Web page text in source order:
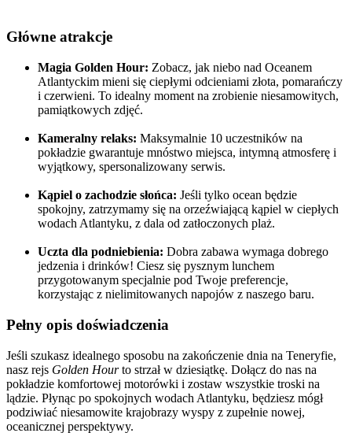
Główne atrakcje
Magia Golden Hour: Zobacz, jak niebo nad Oceanem
Atlantyckim mieni się ciepłymi odcieniami złota, pomarańczy
i czerwieni. To idealny moment na zrobienie niesamowitych,
pamiątkowych zdjęć.
Kameralny relaks: Maksymalnie 10 uczestników na
pokładzie gwarantuje mnóstwo miejsca, intymną atmosferę i
wyjątkowy, spersonalizowany serwis.
Kąpiel o zachodzie słońca: Jeśli tylko ocean będzie
spokojny, zatrzymamy się na orzeźwiającą kąpiel w ciepłych
wodach Atlantyku, z dala od zatłoczonych plaż.
Uczta dla podniebienia: Dobra zabawa wymaga dobrego
jedzenia i drinków! Ciesz się pysznym lunchem
przygotowanym specjalnie pod Twoje preferencje,
korzystając z nielimitowanych napojów z naszego baru.
Pełny opis doświadczenia
Jeśli szukasz idealnego sposobu na zakończenie dnia na Teneryfie,
nasz rejs Golden Hourto strzał w dziesiątkę. Dołącz do nas na
pokładzie komfortowej motorówki i zostaw wszystkie troski na
lądzie. Płynąc po spokojnych wodach Atlantyku, będziesz mógł
podziwiać niesamowite krajobrazy wyspy z zupełnie nowej,
oceanicznej perspektywy.